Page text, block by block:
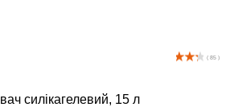
( 85 )
силікагелевий, 15 л
ветеринарні дієти для